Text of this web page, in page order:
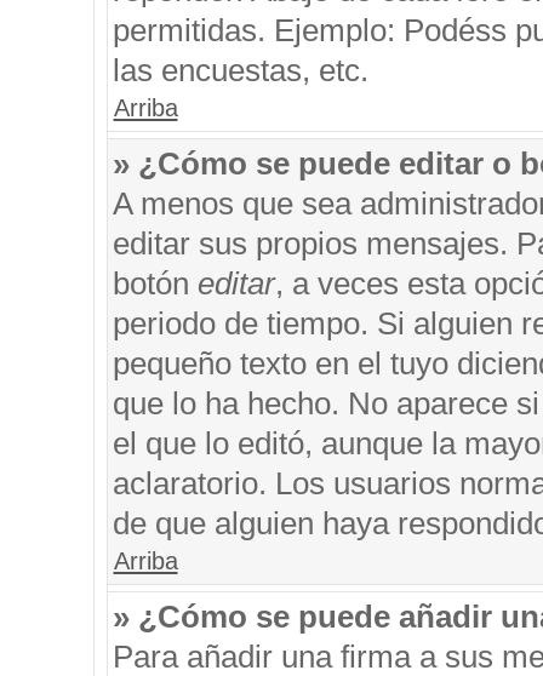
permitidas. Ejemplo: Podéss
las encuestas, etc.
Arriba
» ¿Cómo se puede editar o
A menos que sea
editar sus propios mensajes.
botón editar, a veces esta
periodo de tiempo. Si alguien
pequeño texto en el tuyo
que lo ha hecho. No aparece
el que lo editó, aunque la
aclaratorio. Los usuarios
de que alguien haya
Arriba
» ¿Cómo se puede añadir
Para añadir una firma a sus